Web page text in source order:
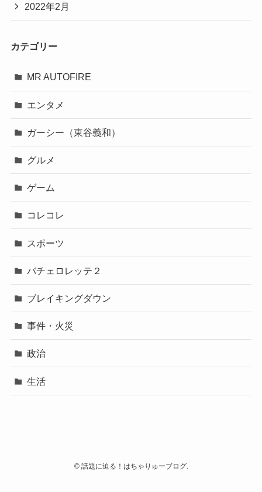
2022年2月
カテゴリー
MR AUTOFIRE
エンタメ
ガーシー（東谷義和）
グルメ
ゲーム
コレコレ
スポーツ
バチェロレッテ２
ブレイキングダウン
事件・火災
政治
生活
©話題に迫る！はちゃりゅーブログ.